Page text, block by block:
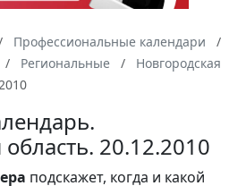
Профессиональные календари
Региональные
Новгородская
20.12.2010
подскажет, когда и какой